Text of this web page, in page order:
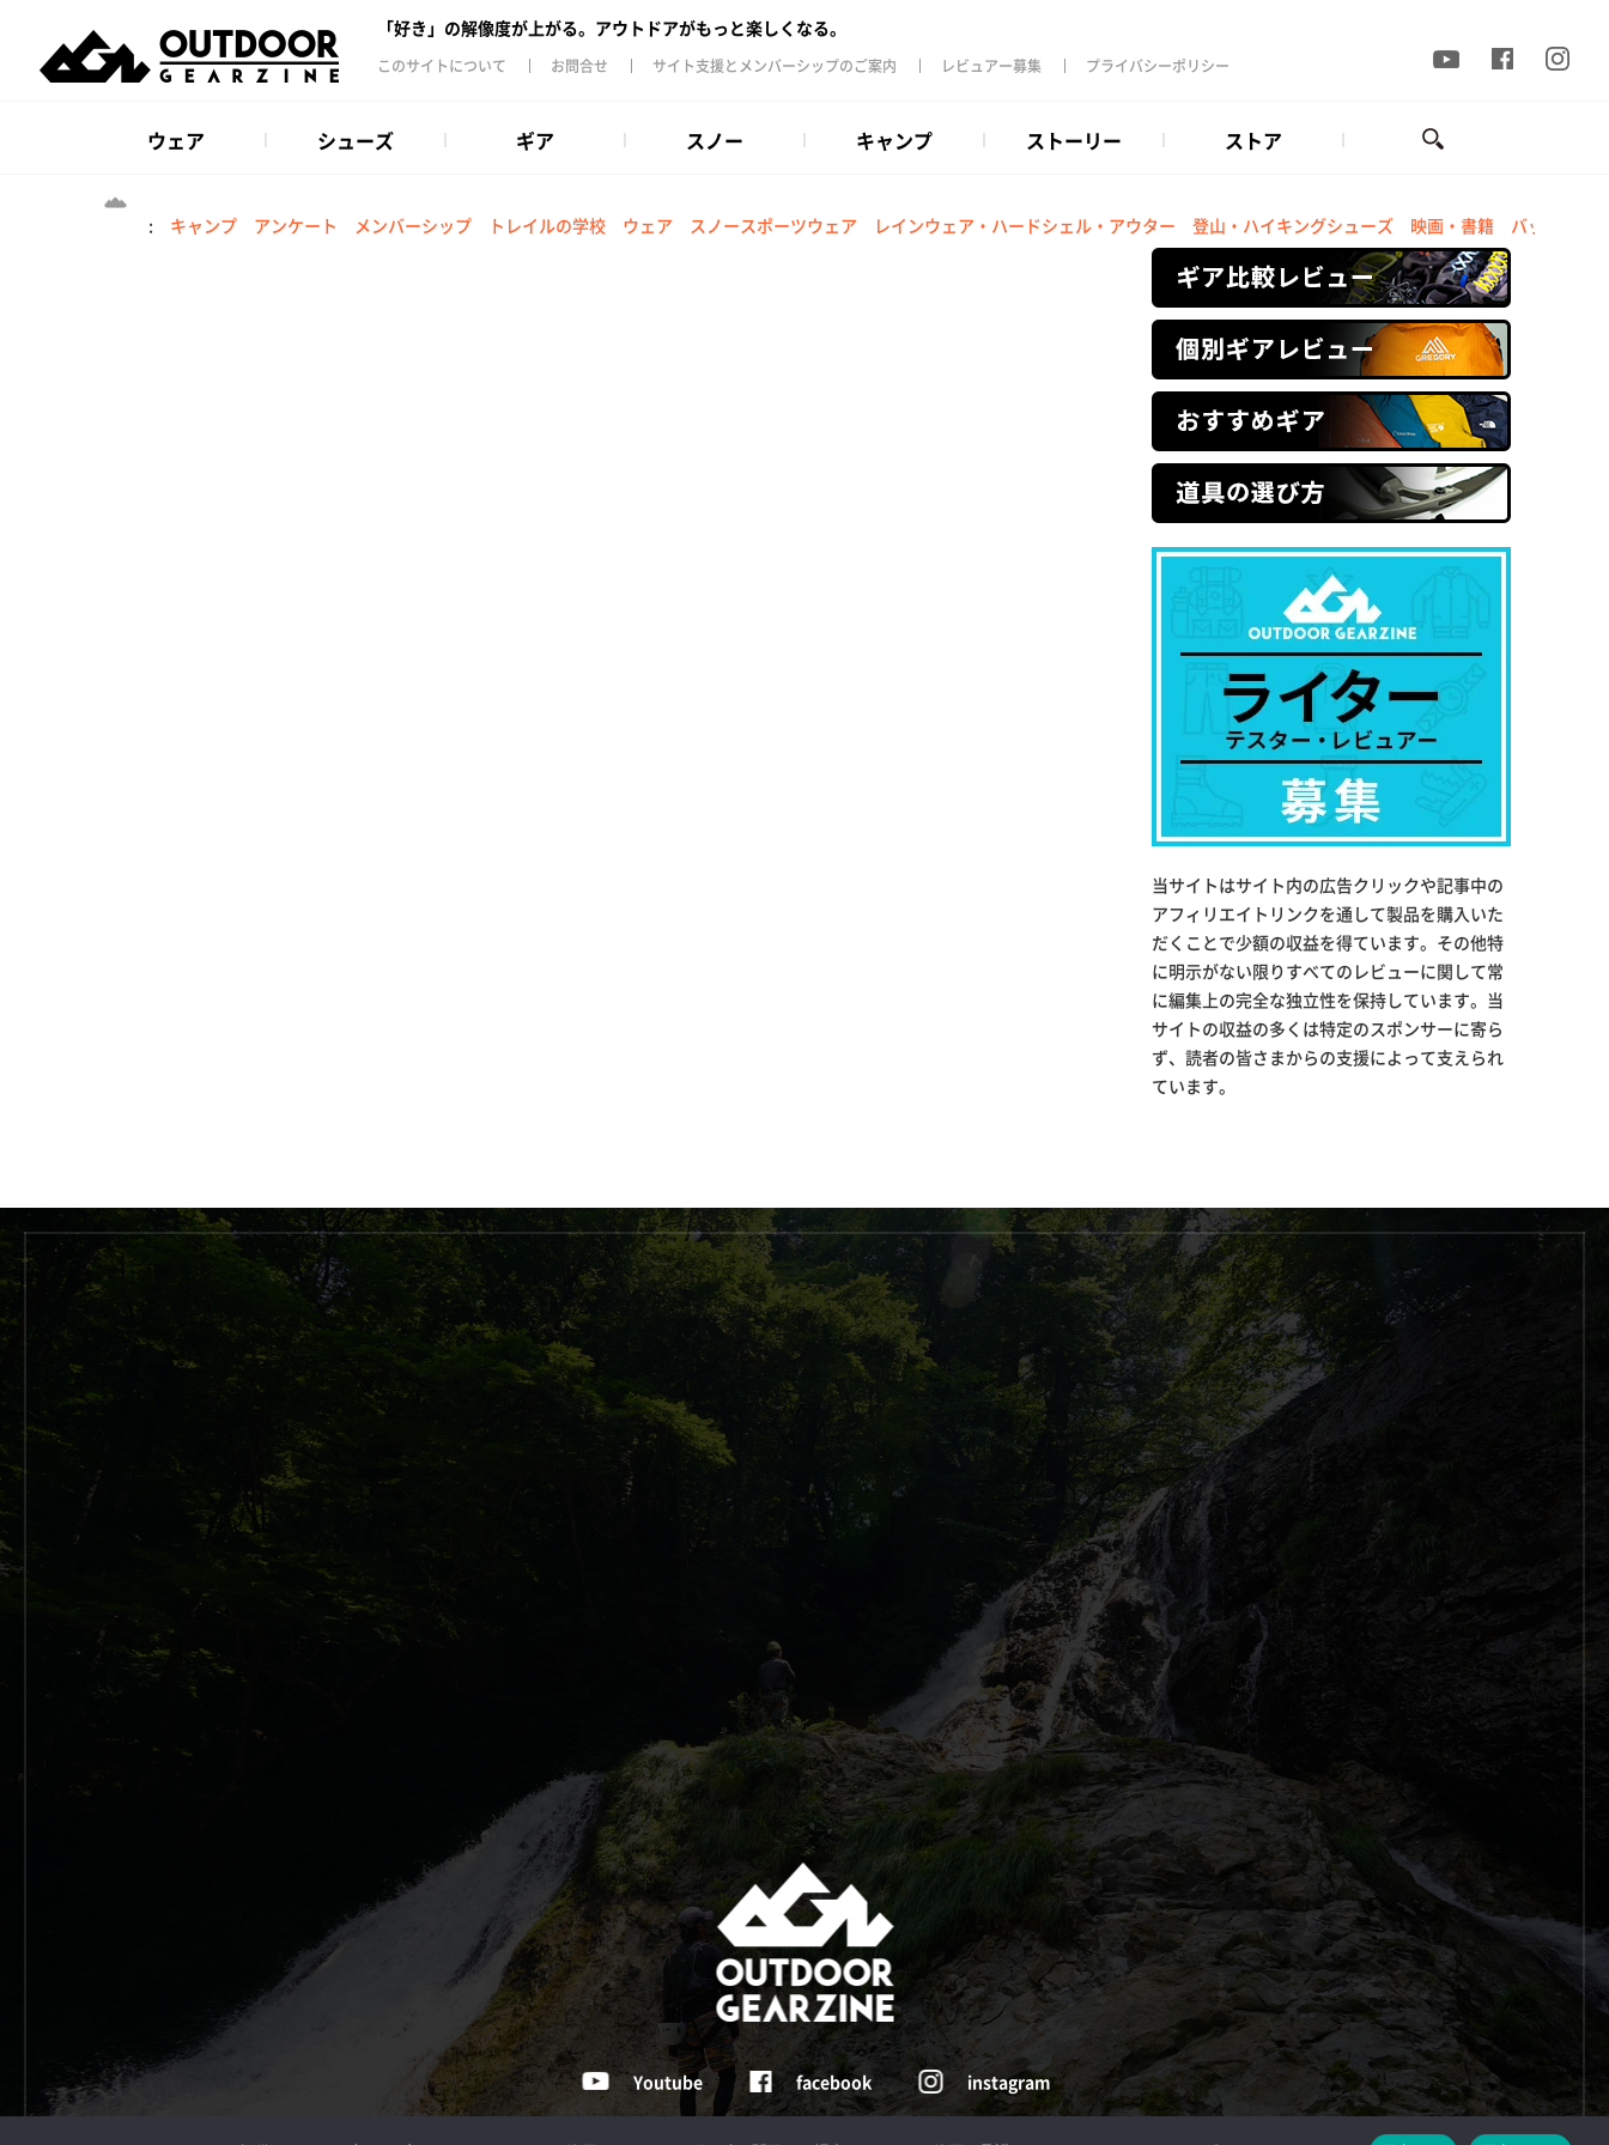
「好き」の解像度が上がる。アウトドアがもっと楽しくなる。
このサイトについて お問合せ サイト支援とメンバーシップのご案内 レビュアー募集 プライバシーポリシー
ウェア シューズ ギア スノー キャンプ ストーリー ストア
: キャンプ アンケート メンバーシップ トレイルの学校 ウェア スノースポーツウェア レインウェア・ハードシェル・アウター 登山・ハイキングシューズ 映画・書籍 バックパッ
当サイトはサイト内の広告クリックや記事中の
アフィリエイトリンクを通して製品を購入いた
だくことで少額の収益を得ています。その他特
に明示がない限りすべてのレビューに関して常
に編集上の完全な独立性を保持しています。当
サイトの収益の多くは特定のスポンサーに寄ら
ず、読者の皆さまからの支援によって支えられ
ています。
designed by MASUDA KOHBOH Inc.
Youtube facebook instagram